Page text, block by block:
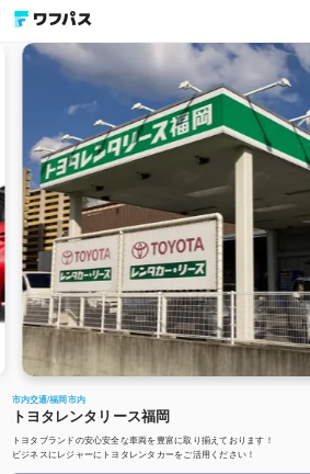
市内交通/福岡市内
トヨタレンタリース福岡
トヨタブランドの安心安全な車両を豊富に取り揃えております！
ビジネスにレジャーにトヨタレンタカーをご活用ください！